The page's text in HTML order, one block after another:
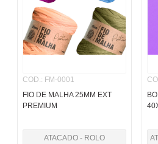
COD.: FM-0001
FIO DE MALHA 25MM EXT
PREMIUM
ATACADO - ROLO
pincel
º papel
º barbante
10º pasta